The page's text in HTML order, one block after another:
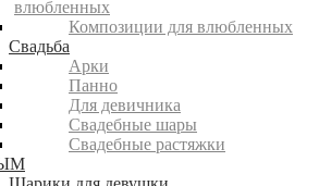
влюбленных
Композиции для влюбленных
Свадьба
Арки
Панно
Для девичника
Свадебные шары
Свадебные растяжки